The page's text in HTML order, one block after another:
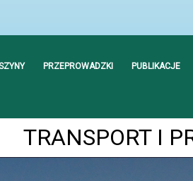
PRZEPROWADZKI PUBLIKACJE
TRANSPORT I